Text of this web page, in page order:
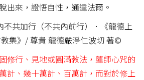
出來，證悟自性，通達法爾。
共加行（不共內前行）．《龍德上
集》/ 尊貴 龍德嚴淨仁波切 著©
修行、見地或圓滿教法，蓮師心咒的
計、幾十萬計、百萬計，而對於修上